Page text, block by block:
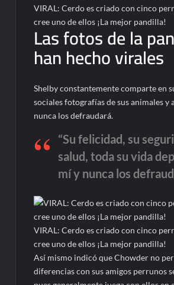
VIRAL: Cerdo es criado con cinco
cree uno de ellos ¡La mejor pandilla!
Las fotos de la
han hecho virales
Shelby constantemente comparte en
sociales fotografías de sus animales y
nunca los defraudará.
“Su felicidad, su
salud, toda su vida
mí y nunca los
VIRAL: Cerdo es criado con cinco
cree uno de ellos ¡La mejor pandilla!
Así mismo indicó que Chowder no
diferencias con sus amigos perrunos